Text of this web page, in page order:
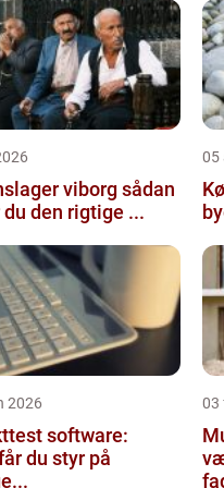
viborg sådan
den rigtige ...
05
2026
software:
du styr på
03